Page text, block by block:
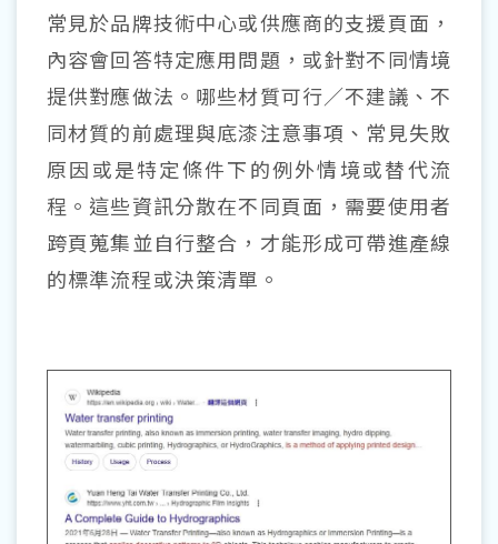
常見於品牌技術中心或供應商的支援頁面，
內容會回答特定應用問題，或針對不同情境
提供對應做法。哪些材質可行／不建議、不
同材質的前處理與底漆注意事項、常見失敗
原因或是特定條件下的例外情境或替代流
程。這些資訊分散在不同頁面，需要使用者
跨頁蒐集並自行整合，才能形成可帶進產線
的標準流程或決策清單。